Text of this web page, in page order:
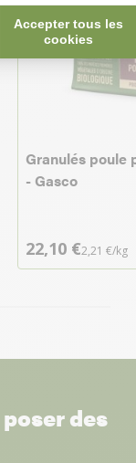
Accepter tous les
cookies
Granulés poule
- Gasco
22,10 €2,21 €/kg
des